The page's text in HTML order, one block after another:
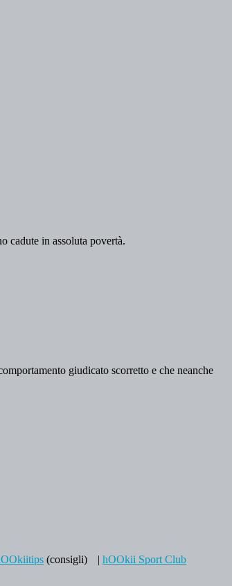
cadute in assoluta povertà.
giudicato scorretto e che neanche
(consigli) | hOOkii Sport Club